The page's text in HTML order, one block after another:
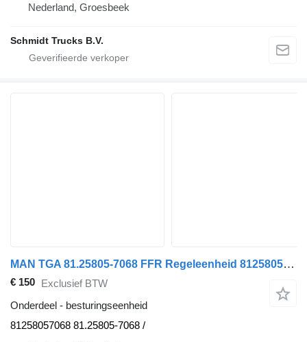
Nederland, Groesbeek
Schmidt Trucks B.V.
MAN TGA 81.25805-7068 FFR Regeleenheid 81258057068 besturingseenheid voor MAN TGA vrachtwagen
€ 150 Exclusief BTW
Onderdeel - besturingseenheid
81258057068 81.25805-7068 /